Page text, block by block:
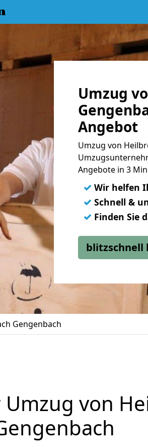
Umzug
Angebot
Umzug von
Angebote in 3
✓ Wir helfen
✓ Schnell &
✓ Finden Sie
blitzschnell
Gengenbach
von